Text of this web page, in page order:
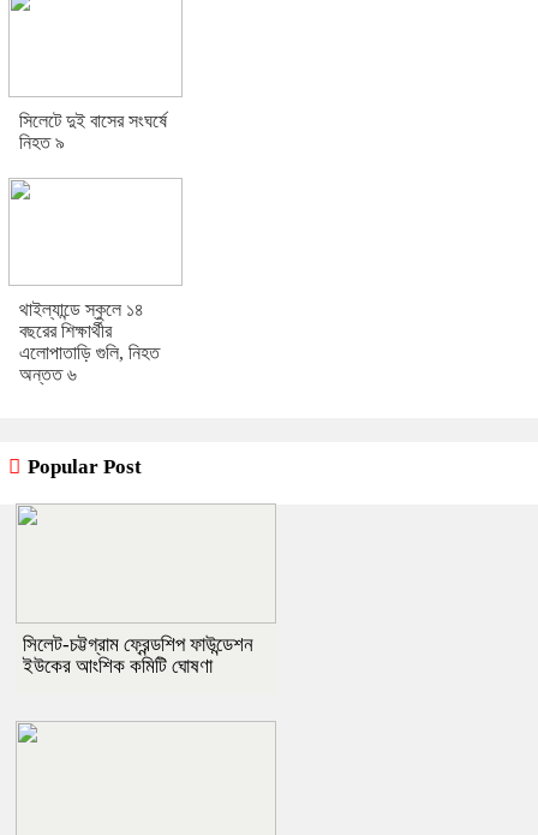
সিলেটে দুই বাসের সংঘর্ষে
নিহত ৯
থাইল্যান্ডে স্কুলে ১৪
বছরের শিক্ষার্থীর
এলোপাতাড়ি গুলি, নিহত
অন্তত ৬
Popular Post
সিলেট-চট্টগ্রাম ফ্রেন্ডশিপ ফাউন্ডেশন
ইউকের আংশিক কমিটি ঘোষণা